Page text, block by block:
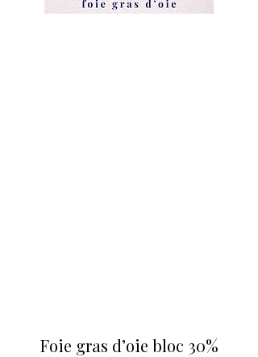
Foie gras d’oie bloc 30%